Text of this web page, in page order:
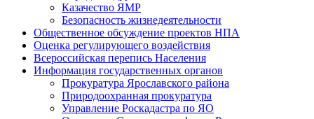
Казачество ЯМР
Безопасность жизнедеятельности
Общественное обсуждение проектов НПА
Оценка регулирующего воздействия
Всероссийская перепись Населения
Информация государственных органов
Прокуратура Ярославского района
Природоохранная прокуратура
Управление Роскадастра по ЯО